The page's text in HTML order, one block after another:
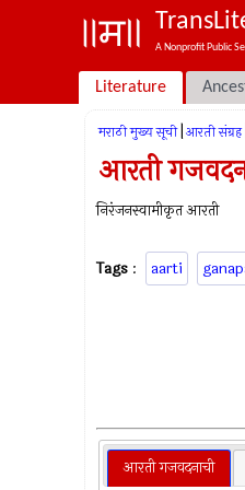
A Nonprofit Public
Literature
मराठी मुख्य सूची आरती संग्रह
आरती
निरंजनस्वामीकृत आरती
Tags : aarti
आरती गजवदनाची